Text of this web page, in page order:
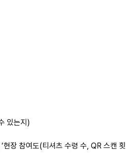
있는지)
현장 참여도(티셔츠 수령 수, QR 스캔 횟